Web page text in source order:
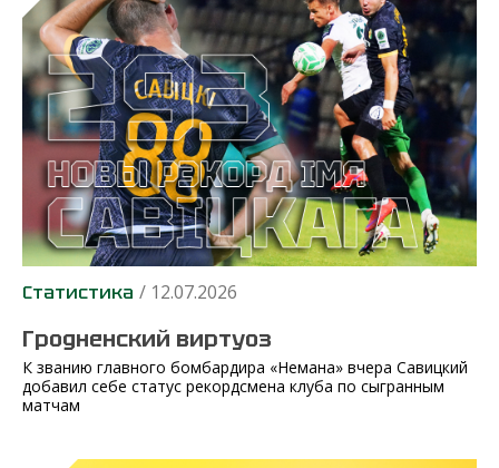
Статистика / 12.07.2026
Гродненский виртуоз
К званию главного бомбардира «Немана» вчера Савицкий
добавил себе статус рекордсмена клуба по сыгранным
матчам